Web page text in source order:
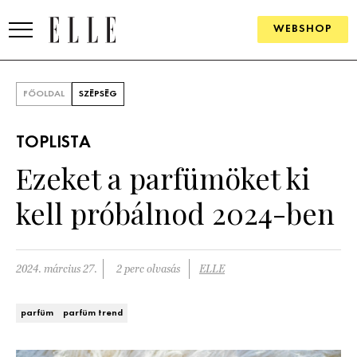
WEBSHOP
SZÉPSÉG
PSZICHÉ
ÉLETMÓD
FŐOLDAL SZÉPSÉG
TOPLISTA
Ezeket a parfümöket ki
kell próbálnod 2024-ben
2024. március 27. 2 perc olvasás ELLE
parfüm parfüm trend